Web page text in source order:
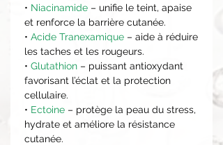
• Niacinamide – unifie le teint, apaise
et renforce la barrière cutanée.
• Acide Tranexamique – aide à réduire
les taches et les rougeurs.
• Glutathion – puissant antioxydant
favorisant l’éclat et la protection
cellulaire.
• Ectoine – protège la peau du stress,
hydrate et améliore la résistance
cutanée.